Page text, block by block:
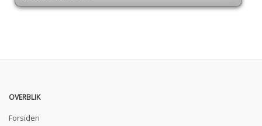
OVERBLIK
Forsiden